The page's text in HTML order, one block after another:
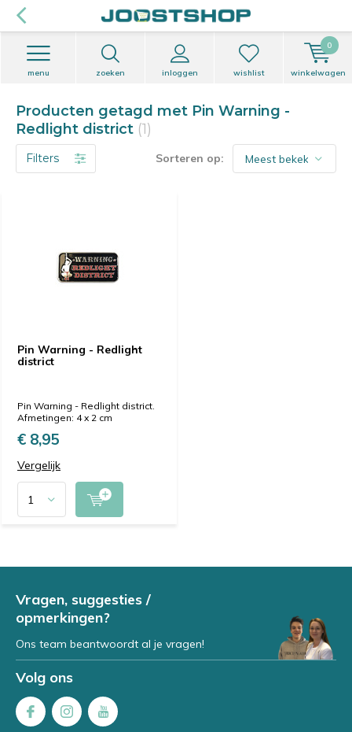
zoeken inloggen
menu wishlist winkelwagen
0
Producten getagd met Pin Warning -
Redlight district (1)
Filters Sorteren op:
Pin Warning - Redlight
district
Pin Warning - Redlight district.
Afmetingen: 4 x 2 cm
€ 8,95
Vergelijk
Vragen, suggesties /
opmerkingen?
Ons team beantwoordt al je vragen!
Volg ons